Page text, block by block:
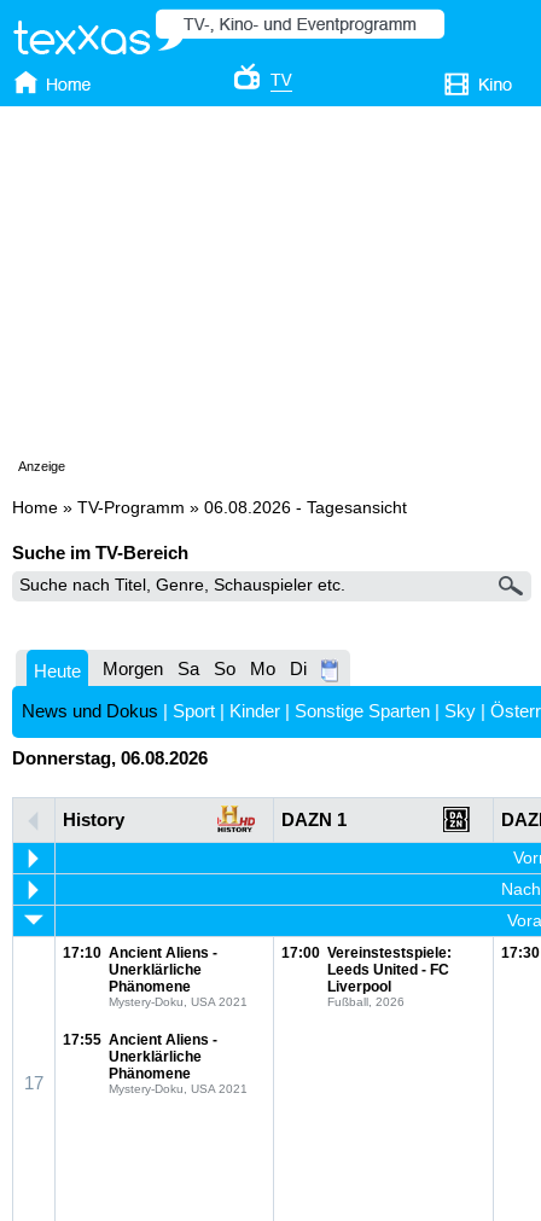
Anzeige
Home » TV-Programm » 06.08.2026 - Tagesansicht
Suche im TV-Bereich
Heute Morgen Sa So Mo Di
News und Dokus | Sport | Kinder | Sonstige Sparten | Sky |
Donnerstag, 06.08.2026
History DAZN 1
17
17:10 Ancient Aliens -
Unerklärliche
Phänomene
Mystery-Doku, USA 2021
17:55 Ancient Aliens -
Unerklärliche
Phänomene
Mystery-Doku, USA 2021
17:00 Vereinstestspiele:
Leeds United - FC
Liverpool
Fußball, 2026
17:30